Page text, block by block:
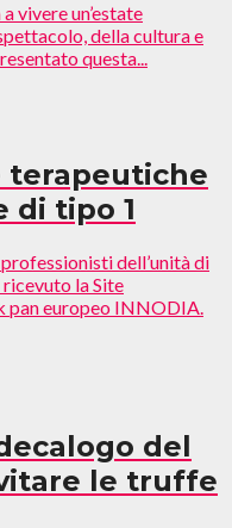
vivere un’estate
della cultura e
questa...
terapeutiche
di tipo 1
dell’unità di
la Site
europeo INNODIA.
del
le truffe